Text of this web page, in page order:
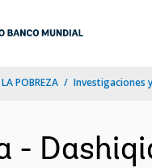
POBREZA Investigaciones
-